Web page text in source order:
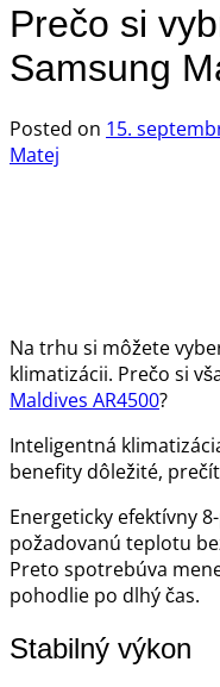
Prečo si
Samsung
Posted on 15.
Matej
Na trhu si môžete
klimatizácii. Prečo si
Maldives AR4500?
Inteligentná
benefity dôležité,
Energeticky efektívny
požadovanú teplotu
Preto spotrebúva
pohodlie po dlhý čas.
Stabilný výkon